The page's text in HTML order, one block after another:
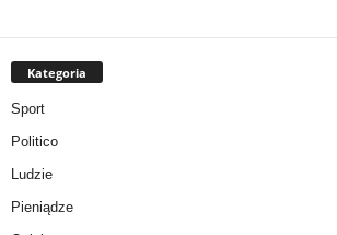
Kategoria
Sport
Politico
Ludzie
Pieniądze